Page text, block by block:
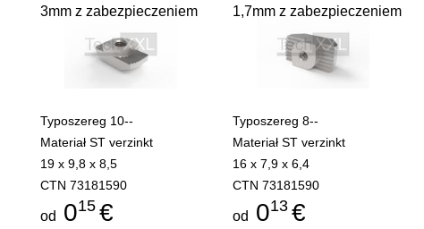
3mm z zabezpieczeniem
Typoszereg 10--
Materiał ST verzinkt
19 x 9,8 x 8,5
CTN 73181590
od 015 €
1,7mm z zabezpieczeniem
Typoszereg 8--
Materiał ST verzinkt
16 x 7,9 x 6,4
CTN 73181590
od 013 €